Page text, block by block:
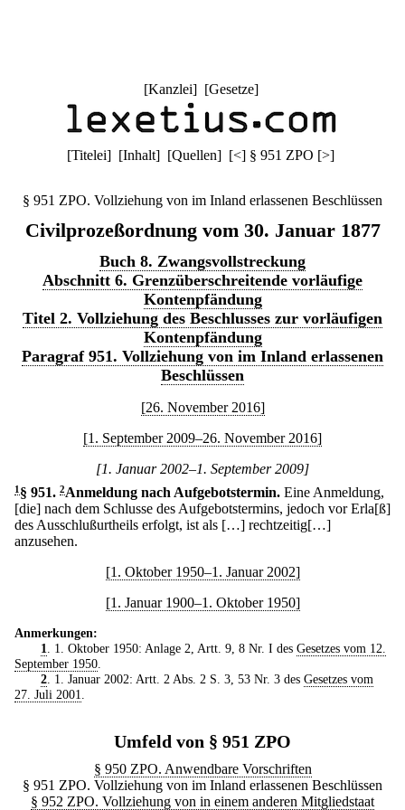
[Kanzlei] [Gesetze]
[Titelei] [Inhalt] [Quellen] [<] § 951 ZPO [>]
§ 951 ZPO. Vollziehung von im Inland erlassenen Beschlüssen
Civilprozeßordnung vom 30. Januar 1877
Buch 8. Zwangsvollstreckung
Abschnitt 6. Grenzüberschreitende vorläufige
Kontenpfändung
Titel 2. Vollziehung des Beschlusses zur vorläufigen
Kontenpfändung
Paragraf 951. Vollziehung von im Inland erlassenen
Beschlüssen
[26. November 2016]
[1. September 2009–26. November 2016]
[1. Januar 2002–1. September 2009]
1 § 951. 2Anmeldung nach Aufgebotstermin. Eine Anmeldung,
[die] nach dem Schlusse des Aufgebotstermins, jedoch vor Erla[ß]
des Ausschlußurtheils erfolgt, ist als […] rechtzeitig[…]
anzusehen.
[1. Oktober 1950–1. Januar 2002]
[1. Januar 1900–1. Oktober 1950]
Anmerkungen:
1
. 1. Oktober 1950: Anlage 2, Artt. 9, 8 Nr. I des Gesetzes vom 12.
September 1950
2. 1. Januar 2002: Artt. 2 Abs. 2 S. 3, 53 Nr. 3 des Gesetzes vom
27. Juli 2001
Umfeld von § 951 ZPO
§ 950 ZPO. Anwendbare Vorschriften
§ 951 ZPO. Vollziehung von im Inland erlassenen Beschlüssen
§ 952 ZPO. Vollziehung von in einem anderen Mitgliedstaat